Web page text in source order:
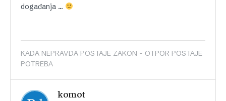
događanja …
KADA NEPRAVDA POSTAJE ZAKON - OTPOR POSTAJE
POTREBA
komot